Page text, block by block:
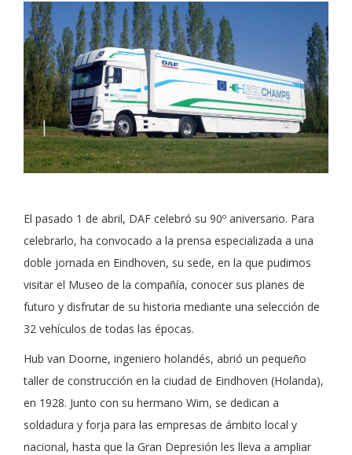
El pasado 1 de abril, DAF celebró su 90º aniversario. Para
celebrarlo, ha convocado a la prensa especializada a una
doble jornada en Eindhoven, su sede, en la que pudimos
visitar el Museo de la compañía, conocer sus planes de
futuro y disfrutar de su historia mediante una selección de
32 vehículos de todas las épocas.
Hub van Doorne, ingeniero holandés, abrió un pequeño
taller de construcción en la ciudad de Eindhoven (Holanda),
en 1928. Junto con su hermano Wim, se dedican a
soldadura y forja para las empresas de ámbito local y
nacional, hasta que la Gran Depresión les lleva a ampliar